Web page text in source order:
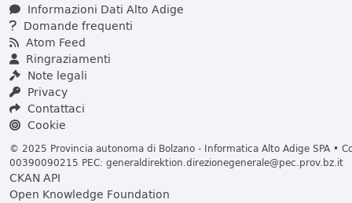
Informazioni Dati Alto Adige
Domande frequenti
Atom Feed
Ringraziamenti
Note legali
Privacy
Contattaci
Cookie
© 2025 Provincia autonoma di Bolzano - Informatica Alto Adige SPA •
00390090215 PEC: generaldirektion.direzionegenerale@pec.prov.bz.it
CKAN API
Open Knowledge Foundation